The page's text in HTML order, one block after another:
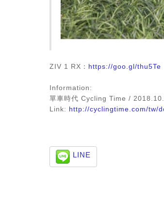
ZIV 1 RX： https://goo.gl/thu5Te
Information:
單車時代 Cycling Time /
Link: http://cyclingtime.com/tw/
LINE